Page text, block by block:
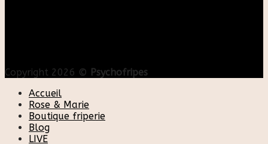
Copyright 2026 © Psychofripes
Accueil
Rose & Marie
Boutique friperie
Blog
LIVE